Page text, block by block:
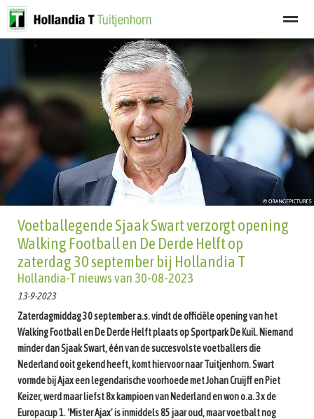
Programma Afgelastingen
Zoeken Nieuws Agenda
Voetballegende Sjaak Swart verzorgt opening
Walking Football en De Derde Helft op
zaterdag 30 september bij Hollandia T
Hollandia-T nieuws van 30-08-2023
13-9-2023
Zaterdagmiddag 30 september a.s. vindt de officiële opening van het
Walking Football en De Derde Helft plaats op Sportpark De Kuil. Niemand
minder dan Sjaak Swart, één van de succesvolste voetballers die
Nederland ooit gekend heeft, komt hiervoor naar Tuitjenhorn. Swart
vormde bij Ajax een legendarische voorhoede met Johan Cruijff en Piet
Keizer, werd maar liefst 8x kampioen van Nederland en won o.a. 3x de
Europacup 1. ‘Mister Ajax’ is inmiddels 85 jaar oud, maar voetbalt nog